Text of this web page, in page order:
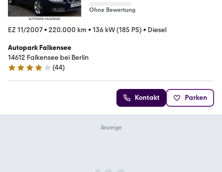
Ohne Bewertung
EZ 11/2007• 220.000 km • 136 kW (185 PS) • Diesel
Autopark Falkensee
14612 Falkensee bei Berlin
4 Sterne
(44)
Kontakt Parken